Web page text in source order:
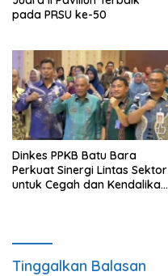
pada PRSU ke-50
Dinkes PPKB Batu Bara
Perkuat Sinergi Lintas Sektor
untuk Cegah dan Kendalikan
Tinggalkan Balasan